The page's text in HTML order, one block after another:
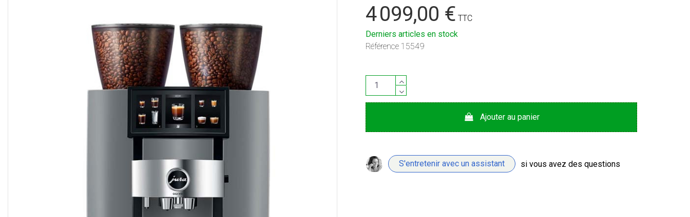
4 099,00 € TTC
Derniers articles en stock
Référence 15549
Ajouter au panier
S'entretenir avec un assistant si vous avez des questions